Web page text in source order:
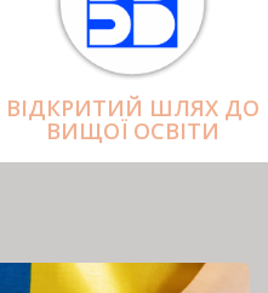
ВІДКРИТИЙ ШЛЯХ ДО
ВИЩОЇ ОСВІТИ